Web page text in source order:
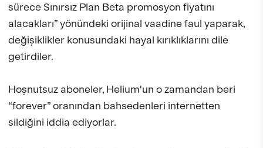
sürece Sınırsız Plan Beta promosyon fiyatını
alacakları” yönündeki orijinal vaadine faul yaparak,
değişiklikler konusundaki hayal kırıklıklarını dile
getirdiler.
Hoşnutsuz aboneler, Helium'un o zamandan beri
“forever” oranından bahsedenleri internetten
sildiğini iddia ediyorlar.